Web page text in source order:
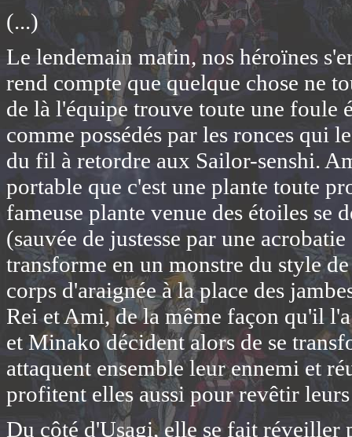
(...)
Le lendemain matin, nos héroïnes
rend compte que quelque chose ne
de là l'équipe trouve toute une foule
comme possédés par les ronces qui
du fil à retordre aux Sailor-senshi.
portable que c'est une plante toute
fameuse plante venue des étoiles se
(sauvée de justesse par une
transforme en un monstre du style
corps d'araignée à la place des
Rei et Ami, de la même façon qu'il
et Minako décident alors de se
attaquent ensemble leur ennemi et
profitent elles aussi pour revêtir
Du côté d'Usagi, elle se fait réveiller